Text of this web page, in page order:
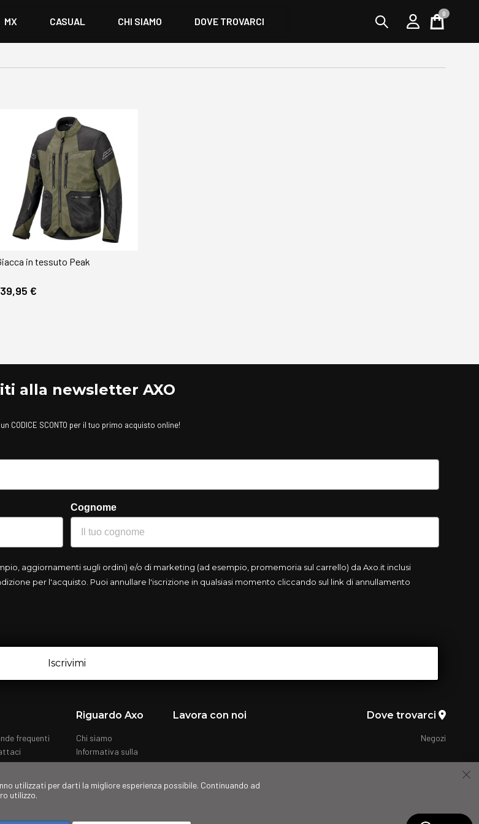
MX CASUAL CHI SIAMO DOVE TROVARCI Cart
0
in tessuto Peak
€
alla newsletter AXO
CODICE SCONTO per il tuo primo acquisto online!
Cognome
aggiornamenti sugli ordini) e/o di marketing (ad esempio, promemoria sul carrello) da Axo.it inclusi
per l'acquisto. Puoi annullare l'iscrizione in qualsiasi momento cliccando sul link di annullamento
Iscrivimi
frequenti
Riguardo Axo
Chi siamo
Informativa sulla
privacy
Lavora con noi Dove trovarci
Negozi
utilizzati per darti la migliore esperienza possibile. Continuando ad
utilizzo.